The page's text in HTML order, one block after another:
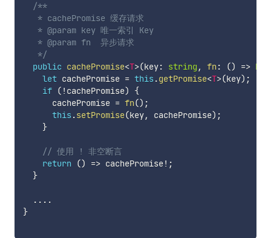
/**
   * cachePromise 缓存请求
   * @param key 唯一索引 Key
   * @param fn  异步请求
   */
public cachePromise<T>(key: string , fn : () =>
let cachePromise = this .getPromise<T>(key) ;
if ( ! cachePromise)
{
      cachePromise
= fn() ;
this .setPromise(key, cachePromise) ;
}
// 使用 ! 非空断言
return
() => cachePromise! ;
}
... .
}